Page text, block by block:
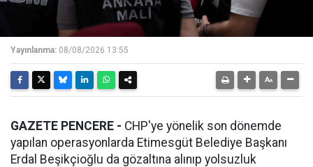
Yayınlanma: 08/08/2026 13:55
GAZETE PENCERE - CHP'ye yönelik son dönemde
yapılan operasyonlarda Etimesgüt Belediye Başkanı
Erdal Beşikçioğlu da gözaltına alınıp yolsuzluk